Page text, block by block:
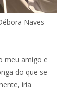
Naves
meu amigo e
do que se
iria